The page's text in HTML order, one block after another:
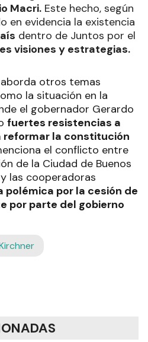
Macri. Este hecho, según
en evidencia la existencia
dentro de Juntos por el
visiones y estrategias.
otros temas
la situación en la
el gobernador Gerardo
fuertes resistencias a
la constitución
el conflicto entre
de la Ciudad de Buenos
las cooperadoras
polémica por la cesión de
por parte del gobierno